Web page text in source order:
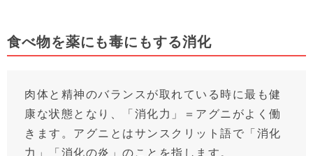
食べ物を薬にも毒にもする消化
肉体と精神のバランスが取れている時に最も健
康な状態となり、「消化力」＝アグニがよく働
きます。アグニとはサンスクリット語で「消化
力」「消化の炎」のことを指します。